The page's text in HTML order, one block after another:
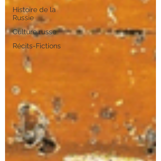
Histoire de la
Russie
Culture russe
Récits-Fictions